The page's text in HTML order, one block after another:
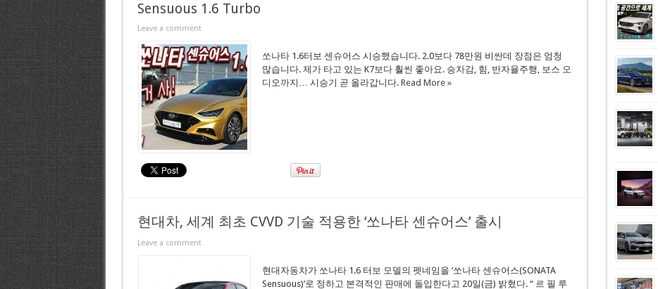
Sensuous 1.6 Turbo
Leave a comment
쏘나타 1.6터보 센슈어스 시승했습니다. 2.0보다 78만원 비싼데 장점은 엄청
많습니다. 제가 타고 있는 K7보다 훨씬 좋아요. 승차감, 힘, 반자율주행, 보스 오
디오까지… 시승기 곧 올라갑니다. Read More »
현대차, 세계 최초 CVVD 기술 적용한 ‘쏘나타 센슈어스’ 출시
Leave a comment
현대자동차가 쏘나타 1.6 터보 모델의 펫네임을 ‘쏘나타 센슈어스(SONATA
Sensuous)’로 정하고 본격적인 판매에 돌입한다고 20일(금) 밝혔다. “ 르 필 루